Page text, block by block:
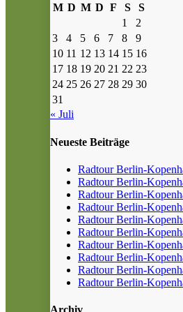
M D M D F S
S
1
2
3
4 5 6 7 8
9
10 11 12 13 14 15 16
17 18 19 20 21 22 23
24 25 26 27 28 29 30
31
« Juli
Neueste Beiträge
Radtour Berlin-
Radtour Berlin-
Radtour Berlin-
Radtour Berlin-
Radtour Berlin-
Radtour Berlin-
Radtour Berlin-
Radtour Berlin-
Radtour Berlin-
Radtour Berlin-